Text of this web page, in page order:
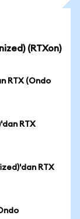
(RTXon)
RTX (Ondo
RTX
RTX